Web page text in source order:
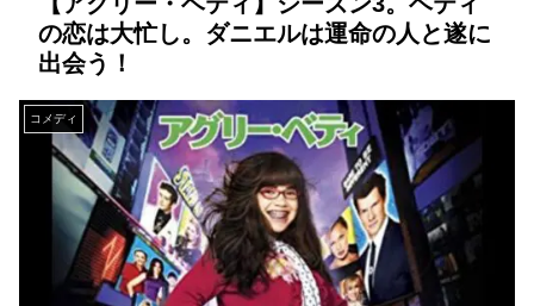
の恋は大忙し。ダニエルは運命の人と遂に
出会う！
コメディ